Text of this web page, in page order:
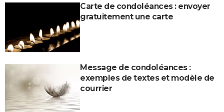
Carte de condoléances : envoyer
gratuitement une carte
Message de condoléances :
exemples de textes et modèle de
courrier